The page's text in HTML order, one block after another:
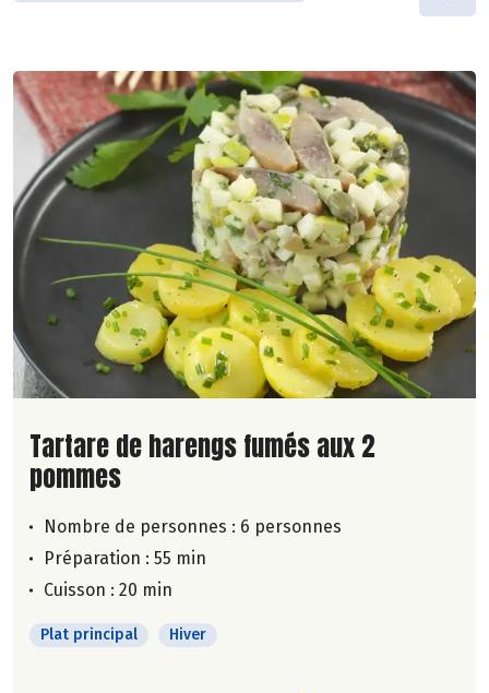
Lire la suite de la recette
Tartare de harengs fumés aux 2
pommes
Nombre de personnes : 6 personnes
Préparation : 55 min
Cuisson : 20 min
Plat principal Hiver